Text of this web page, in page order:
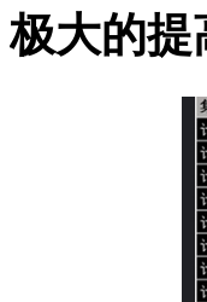
极大的提